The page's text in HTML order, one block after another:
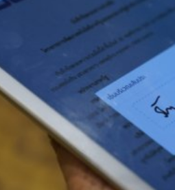
ระกาศ #เลิกสำเนา แล้วไม่นาน
าศข่าวดีอีกเรื่องในด้านการผลักดัน
การจับมือสตาร์ทอัพสัญชาติไทย
ด (Creden) ผู้สร้างระบบใช้เอกสาร
กส์ (Electronic Document
และส่งเสริมทุกภาคส่วน ช่วยเพิ่ม
ขันกับต่างชาติ สอดรับกับนโยบาย
ดิจิทัลของประเทศ โดยมีกรม
เสริมเศรษฐกิจดิจิทัล และคณะ
ล ร่วมลงนามข้อตกลงในครั้งนี้ สิ่งที่
มาทำการลงทะเบียนข้อมูลส่วนบุคคล
| 2754 days ago